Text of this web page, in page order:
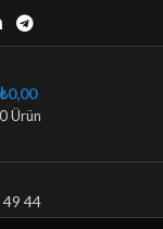
0Ürün
₺0,00
44